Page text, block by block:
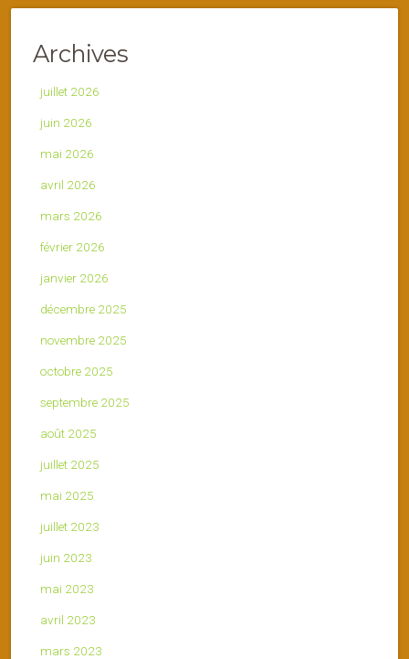
Archives
juillet 2026
juin 2026
mai 2026
avril 2026
mars 2026
février 2026
janvier 2026
décembre 2025
novembre 2025
octobre 2025
septembre 2025
août 2025
juillet 2025
mai 2025
juillet 2023
juin 2023
mai 2023
avril 2023
mars 2023